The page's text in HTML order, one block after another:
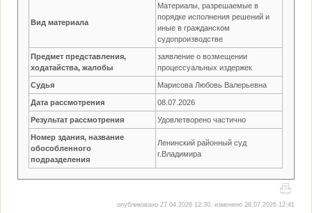
Вид материала
Материалы, разрешаемые в
порядке исполнения решений и
иные в гражданском
судопроизводстве
Предмет представления,
ходатайства, жалобы
заявление о возмещении
процессуальных издержек
Судья Марисова Любовь Валерьевна
Дата рассмотрения 08.07.2026
Результат рассмотрения Удовлетворено частично
Номер здания, название
обособленного
подразделения
Ленинский районный суд
г.Владимира
опубликовано 27.04.2026 12:30, изменено 28.07.2026 12:41